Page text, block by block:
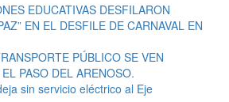
EDUCATIVAS DESFILARON
EN EL DESFILE DE CARNAVAL EN
PÚBLICO SE VEN
PASO DEL ARENOSO.
sin servicio eléctrico al Eje